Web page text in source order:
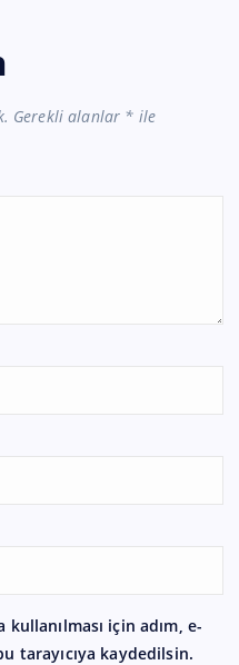
Gerekli alanlar * ile
için adım, e-
tarayıcıya kaydedilsin.